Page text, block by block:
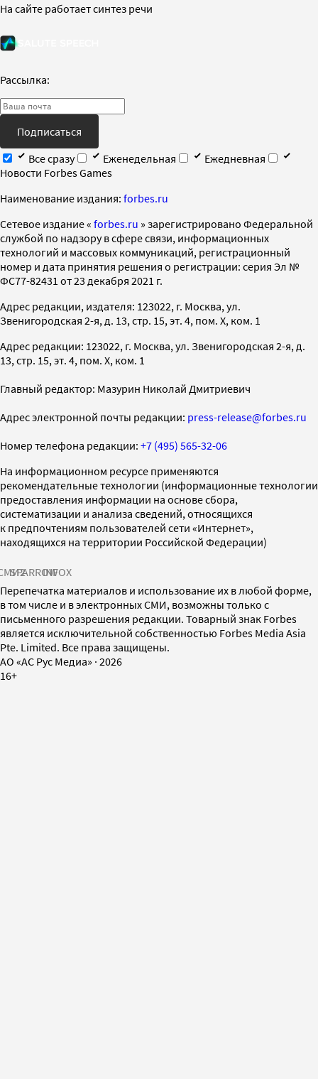
На сайте работает синтез речи
Рассылка:
Подписаться
Все сразу
Еженедельная
Ежедневная
Новости Forbes Games
Наименование издания: forbes.ru
Cетевое издание « forbes.ru » зарегистрировано Федеральной
службой по надзору в сфере связи, информационных
технологий и массовых коммуникаций, регистрационный
номер и дата принятия решения о регистрации: серия Эл №
ФС77-82431 от 23 декабря 2021 г.
Адрес редакции, издателя: 123022, г. Москва, ул.
Звенигородская 2-я, д. 13, стр. 15, эт. 4, пом. X, ком. 1
Адрес редакции: 123022, г. Москва, ул. Звенигородская 2-я, д.
13, стр. 15, эт. 4, пом. X, ком. 1
Главный редактор: Мазурин Николай Дмитриевич
Адрес электронной почты редакции: press-release@forbes.ru
Номер телефона редакции: +7 (495) 565-32-06
На информационном ресурсе применяются
рекомендательные технологии (информационные технологии
предоставления информации на основе сбора,
систематизации и анализа сведений, относящихся
к предпочтениям пользователей сети «Интернет»,
находящихся на территории Российской Федерации)
SPARROWINFOX
Перепечатка материалов и использование их в любой форме,
в том числе и в электронных СМИ, возможны только с
письменного разрешения редакции. Товарный знак Forbes
является исключительной собственностью Forbes Media Asia
Pte. Limited. Все права защищены.
AO «АС Рус Медиа» · 2026
16+